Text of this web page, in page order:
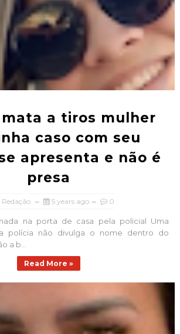
a tiros mulher
caso com seu
apresenta e não é
presa
Redação 5 years ago 0
na porta de casa pela policial Uma
polícia não divulga o nome dentro do
a b...
Read More »